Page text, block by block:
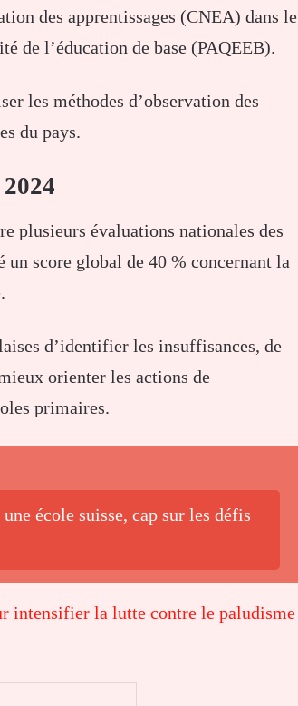
des apprentissages (CNEA) dans le
de l’éducation de base (PAQEEB).
les méthodes d’observation des
du pays.
plusieurs évaluations nationales des
un score global de 40 % concernant la
d’identifier les insuffisances, de
orienter les actions de
primaires.
école suisse, cap sur les défis
intensifier la lutte contre le paludisme